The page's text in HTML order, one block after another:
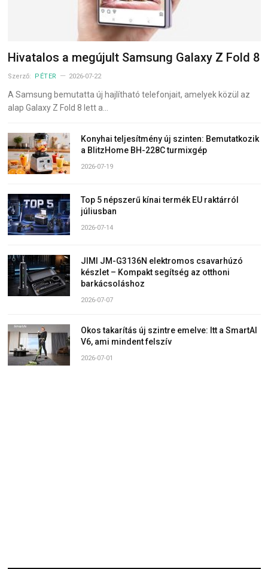
Hivatalos a megújult Samsung Galaxy Z Fold 8
Szerző: PÉTER 2026-07-22
A Samsung bemutatta új hajlítható telefonjait, amelyek közül az
alap Galaxy Z Fold 8 lett a…
Konyhai teljesítmény új szinten: Bemutatkozik
a BlitzHome BH-228C turmixgép
2026-07-19
Top 5 népszerű kínai termék EU raktárról
júliusban
2026-07-14
JIMI JM-G3136N elektromos csavarhúzó
készlet – Kompakt segítség az otthoni
barkácsoláshoz
2026-07-07
Okos takarítás új szintre emelve: Itt a SmartAI
V6, ami mindent felszív
2026-07-01